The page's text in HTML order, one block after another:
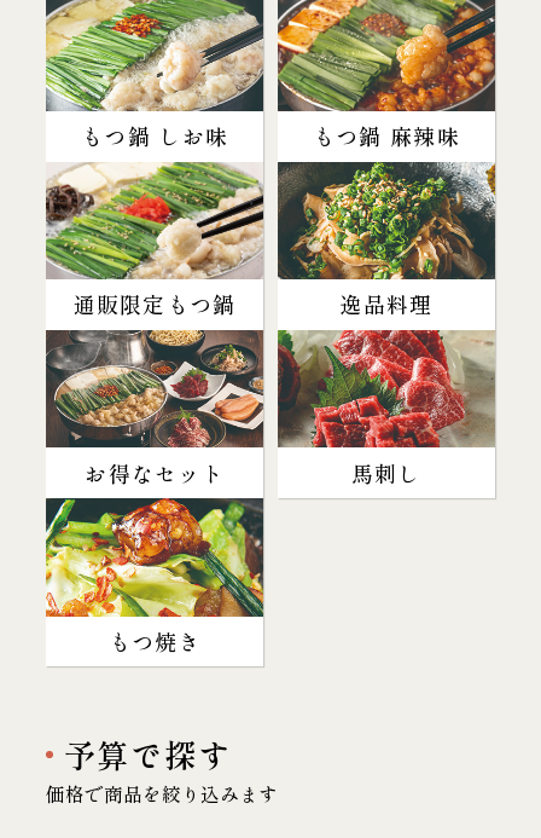
もつ鍋 しお味 もつ鍋 麻辣味
通販限定もつ鍋 逸品料理
お得なセット 馬刺し
もつ焼き
予算で探す
価格で商品を絞り込みます